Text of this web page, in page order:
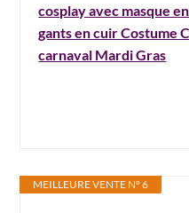
cosplay avec masque
gants en cuir Costume
carnaval Mardi Gras
MEILLEURE VENTE N° 6